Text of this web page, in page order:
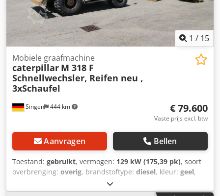
1 / 15
Singen 444 km
Mobiele graafmachine
caterpillar M 318 F
Schnellwechsler, Reifen neu ,
3xSchaufel
€ 79.600
Vaste prijs excl. btw
Aanvragen Bellen
Toestand: gebruikt, vermogen: 129 kW (175,39 pk), soort
overbrenging: overig, brandstoftype: diesel, kleur: geel,
, emissieklasse:
ophanging:overig, Bouwjaar:2019, bedrijfsturen:7.162 h,